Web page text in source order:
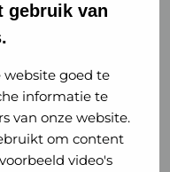
gebruik van
website goed te
informatie te
van onze website.
om content
video's